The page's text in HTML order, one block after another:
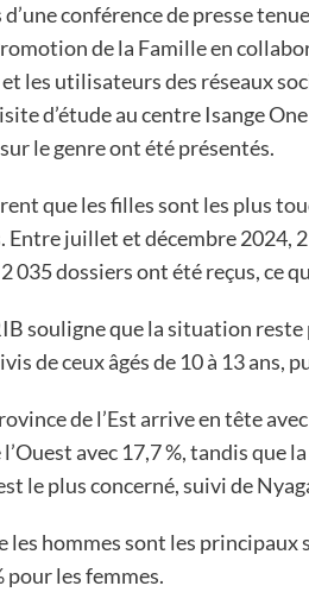
conférence de presse
de la Famille en
les utilisateurs des réseaux
d’étude au centre Isange
le genre ont été présentés.
que les filles sont les plus
Entre juillet et décembre 2024,
035 dossiers ont été reçus, ce
souligne que la situation reste
de ceux âgés de 10 à 13 ans,
de l’Est arrive en tête
avec 17,7 %, tandis que
le plus concerné, suivi de
les hommes sont les
pour les femmes.